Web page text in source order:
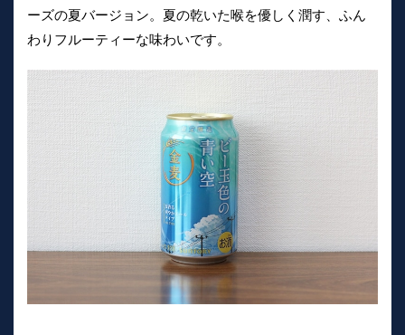
ーズの夏バージョン。夏の乾いた喉を優しく潤す、ふん
わりフルーティーな味わいです。